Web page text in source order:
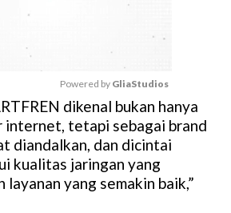
M
u
t
e
Powered by GliaStudios
dikenal bukan hanya
internet, tetapi sebagai brand
diandalkan, dan dicintai
kualitas jaringan yang
layanan yang semakin baik,”